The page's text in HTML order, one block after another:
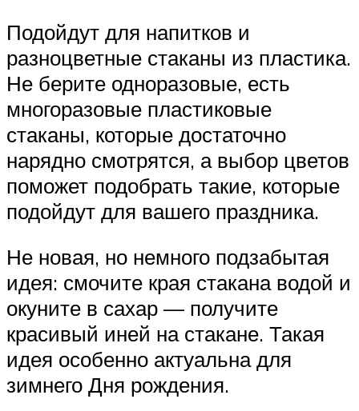
Подойдут для напитков и
разноцветные стаканы из пластика.
Не берите одноразовые, есть
многоразовые пластиковые
стаканы, которые достаточно
нарядно смотрятся, а выбор цветов
поможет подобрать такие, которые
подойдут для вашего праздника.
Не новая, но немного подзабытая
идея: смочите края стакана водой и
окуните в сахар — получите
красивый иней на стакане. Такая
идея особенно актуальна для
зимнего Дня рождения.